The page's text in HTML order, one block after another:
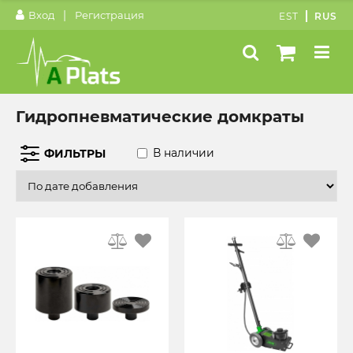
Вход | Регистрация EST RUS
Гидропневматические домкраты
ФИЛЬТРЫ В наличии